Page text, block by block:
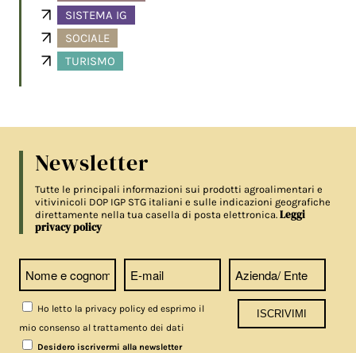
SISTEMA IG
SOCIALE
TURISMO
Newsletter
Tutte le principali informazioni sui prodotti agroalimentari e
vitivinicoli DOP IGP STG italiani e sulle indicazioni geografiche
direttamente nella tua casella di posta elettronica.Leggi
privacy policy
Ho letto la privacy policy ed esprimo il
mio consenso al trattamento dei dati
Desidero iscrivermi alla newsletter